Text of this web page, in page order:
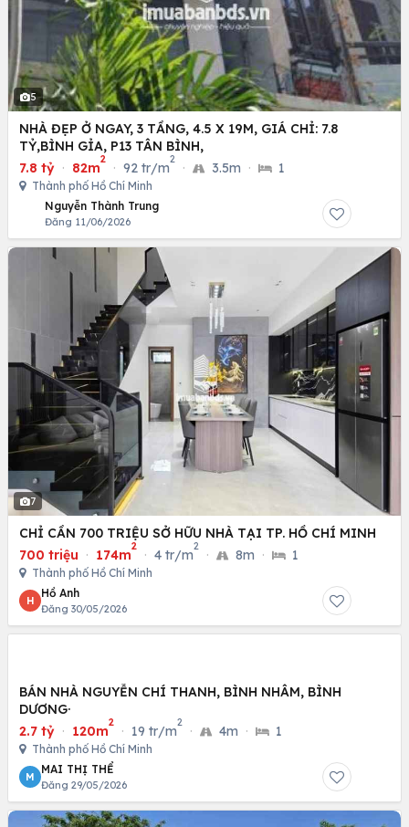
5
NHÀ ĐẸP Ở NGAY, 3 TẦNG, 4.5 X 19M, GIÁ CHỈ: 7.8
TỶ,BÌNH GỈA, P13 TÂN BÌNH,
7.8 tỷ · 82m
2
· 92 tr/m
2
· 3.5m · 1
Thành phố Hồ Chí Minh
Nguyễn Thành Trung
Đăng 11/06/2026
7
CHỈ CẦN 700 TRIỆU SỞ HỮU NHÀ TẠI TP. HỒ CHÍ MINH
700 triệu · 174m
2
· 4 tr/m
2
· 8m · 1
Thành phố Hồ Chí Minh
H
Hồ Anh
Đăng 30/05/2026
BÁN NHÀ NGUYỄN CHÍ THANH, BÌNH NHÂM, BÌNH
DƯƠNG·
2.7 tỷ · 120m
2
· 19 tr/m
2
· 4m · 1
Thành phố Hồ Chí Minh
M
MAI THỊ THỂ
Đăng 29/05/2026